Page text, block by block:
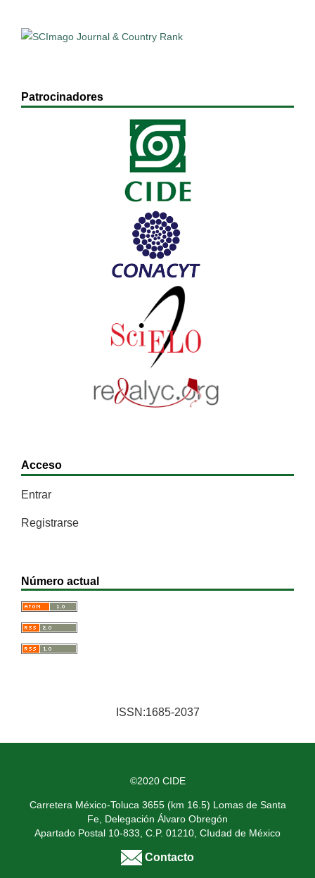
Patrocinadores
Acceso
Entrar
Registrarse
Número actual
ISSN:1685-2037
©2020 CIDE
Carretera México-Toluca 3655 (km 16.5) Lomas de Santa
Fe, Delegación Álvaro Obregón
Apartado Postal 10-833, C.P. 01210, CIudad de México
Contacto